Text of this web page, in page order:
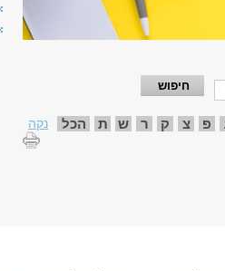
פ צ ק ר ש ת הכל נקה